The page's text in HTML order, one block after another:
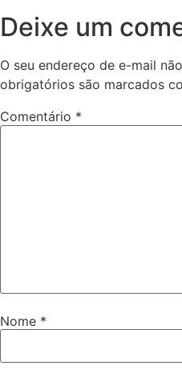
Deixe um
O seu endereço de e-mail
obrigatórios são marcados
Comentário *
Nome *